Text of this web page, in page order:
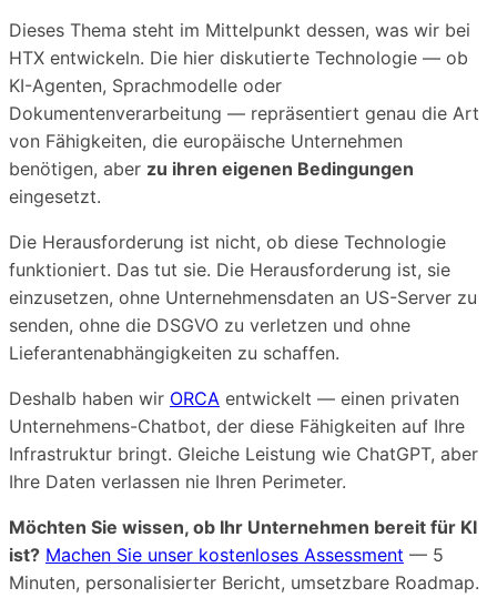
Dieses Thema steht im Mittelpunkt dessen, was wir bei
HTX entwickeln. Die hier diskutierte Technologie — ob
KI-Agenten, Sprachmodelle oder
Dokumentenverarbeitung — repräsentiert genau die Art
von Fähigkeiten, die europäische Unternehmen
benötigen, aber zu ihren eigenen Bedingungen
eingesetzt.
Die Herausforderung ist nicht, ob diese Technologie
funktioniert. Das tut sie. Die Herausforderung ist, sie
einzusetzen, ohne Unternehmensdaten an US-Server zu
senden, ohne die DSGVO zu verletzen und ohne
Lieferantenabhängigkeiten zu schaffen.
Deshalb haben wir ORCA entwickelt — einen privaten
Unternehmens-Chatbot, der diese Fähigkeiten auf Ihre
Infrastruktur bringt. Gleiche Leistung wie ChatGPT, aber
Ihre Daten verlassen nie Ihren Perimeter.
Möchten Sie wissen, ob Ihr Unternehmen bereit für KI
ist? Machen Sie unser kostenloses Assessment — 5
Minuten, personalisierter Bericht, umsetzbare Roadmap.